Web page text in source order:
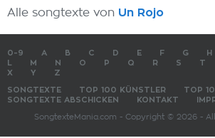
Alle songtexte von Un Rojo
0-9 A B C D E F G H
M N O P Q R S T
X
Y Z
SONGTEXTE TOP 100 KÜNSTLER
TOP
SONGTEXTE ABSCHICKEN
KONTAKT
SongtexteMania.com - Copyright © 2026 -